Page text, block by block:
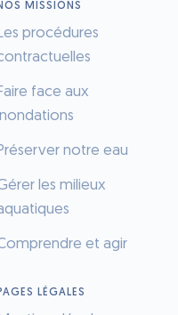
MISSIONS
Les procédures
Faire face aux
Préserver notre eau
les milieux
et agir
LÉGALES